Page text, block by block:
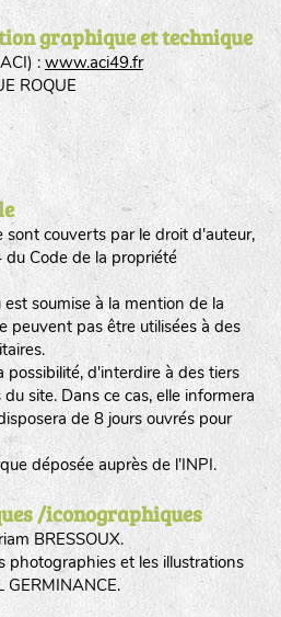
graphique et technique
: www.aci49.fr
ROQUE
sont couverts par le droit d'auteur,
Code de la propriété
soumise à la mention de la
peuvent pas être utilisées à des
possibilité, d'interdire à des tiers
site. Dans ce cas, elle informera
de 8 jours ouvrés pour
déposée auprès de l'INPI.
/iconographiques
BRESSOUX.
photographies et les illustrations
GERMINANCE.